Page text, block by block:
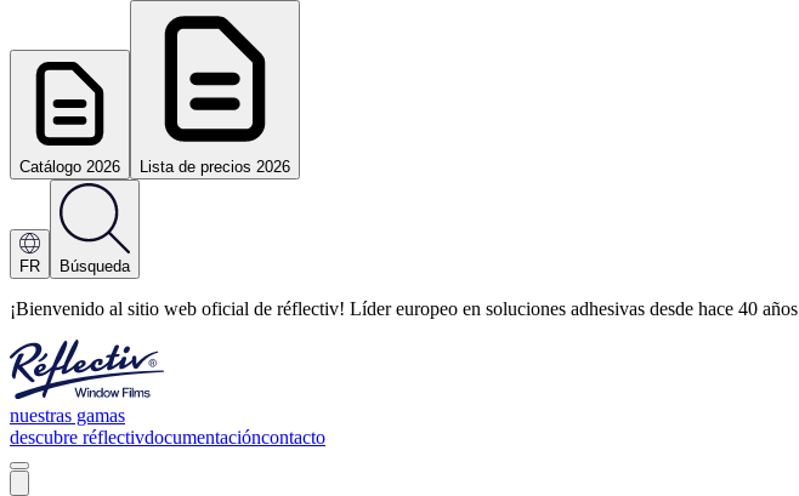
Catálogo 2026 Lista de precios 2026
FR Búsqueda
¡Bienvenido al sitio web oficial de réflectiv! Líder europeo en soluciones adhesivas desde hace 40 años
nuestras gamas
descubre réflectivdocumentacióncontacto